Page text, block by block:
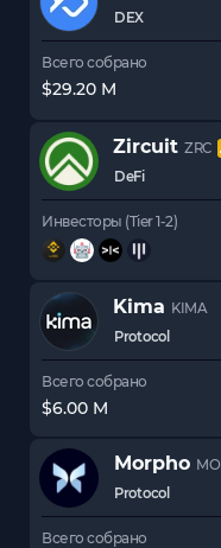
DEX
Всего собрано
$29.20 M
Zircuit ZRC
DeFi
Инвесторы (Tier 1-2)
Kima KIMA
Protocol
Всего собрано
$6.00 M
Morpho
Protocol
Всего собрано